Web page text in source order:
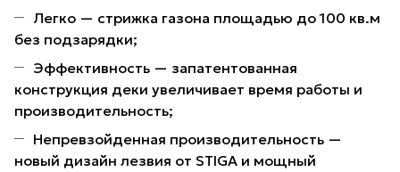
Легко — стрижка газона площадью до 100 кв.м
без подзарядки;
Эффективность — запатентованная
конструкция деки увеличивает время работы и
производительность;
Непревзойденная производительность —
новый дизайн лезвия от STIGA и мощный